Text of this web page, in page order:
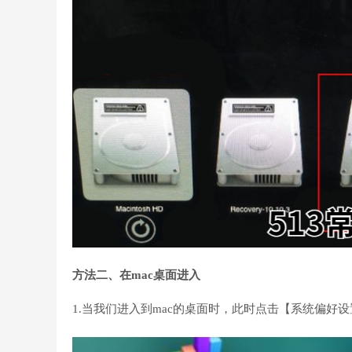
方法二、在mac桌面进入
1.当我们进入到mac的桌面时，此时点击【系统偏好